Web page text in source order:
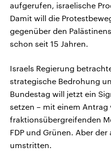
aufgerufen, israelische
Damit will die
gegenüber den
schon seit 15 Jahren.
Israels Regierung
strategische Bedrohung
Bundestag will jetzt ein
setzen – mit einem Antrag
fraktionsübergreifenden
FDP und Grünen. Aber
umstritten.